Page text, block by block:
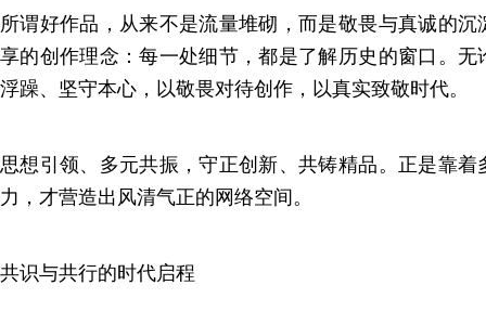
所谓好作品，从来不是流量堆砌，而是敬畏与真诚的
享的创作理念：每一处细节，都是了解历史的窗口。
浮躁、坚守本心，以敬畏对待创作，以真实致敬时代。
思想引领、多元共振，守正创新、共铸精品。正是靠
力，才营造出风清气正的网络空间。
共识与共行的时代启程